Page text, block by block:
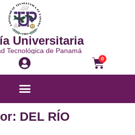
Universitaria
Tecnológica de Panamá
0
Carrito
Menú
DEL RÍO